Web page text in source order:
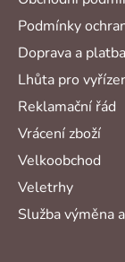
Podmínky
Doprava a platba
Lhůta pro
Reklamační řád
Vrácení zboží
Velkoobchod
Veletrhy
Služba výměna